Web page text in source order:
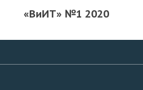
«ВиИТ» №1 2020